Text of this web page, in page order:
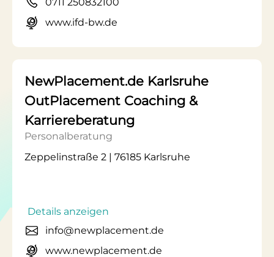
www.ifd-bw.de
NewPlacement.de Karlsruhe
OutPlacement Coaching &
Karriereberatung
Personalberatung
Zeppelinstraße 2 | 76185 Karlsruhe
Details anzeigen
info@newplacement.de
www.newplacement.de